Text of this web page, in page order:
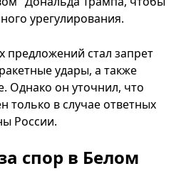
урегулирования.
стал запрет
удары, а также
Однако он уточнил, что
только в случае ответных
России.
спор в Белом